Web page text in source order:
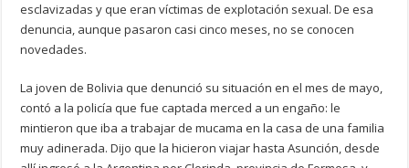
esclavizadas y que eran víctimas de explotación sexual. De esa
denuncia, aunque pasaron casi cinco meses, no se conocen
novedades.
La joven de Bolivia que denunció su situación en el mes de mayo,
contó a la policía que fue captada merced a un engaño: le
mintieron que iba a trabajar de mucama en la casa de una familia
muy adinerada. Dijo que la hicieron viajar hasta Asunción, desde